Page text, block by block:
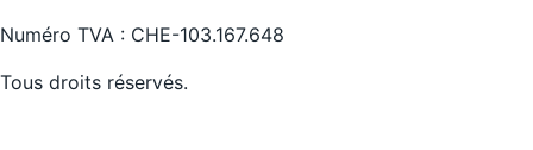
Numéro TVA : CHE-103.167.648
Tous droits réservés.